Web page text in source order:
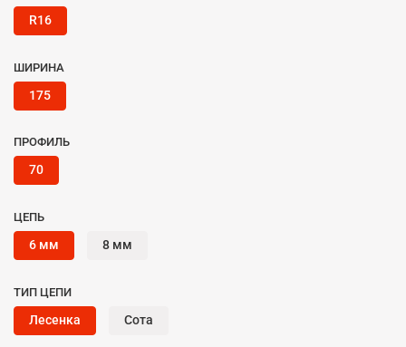
R16
ШИРИНА
175
ПРОФИЛЬ
70
ЦЕПЬ
6 мм 8 мм
ТИП ЦЕПИ
Лесенка Сота